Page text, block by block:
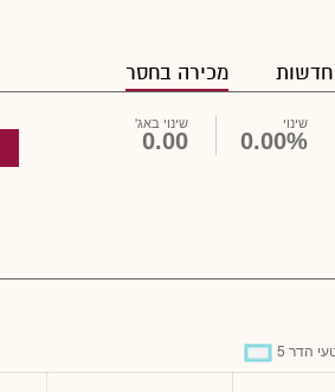
חדשות מכירה בחסר
שינוי
0.00%
שינוי באג'
0.00